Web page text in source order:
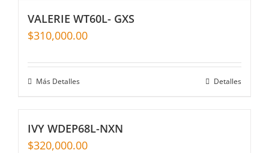
VALERIE WT60L- GXS
$310,000.00
Más Detalles Detalles
IVY WDEP68L-NXN
$320,000.00